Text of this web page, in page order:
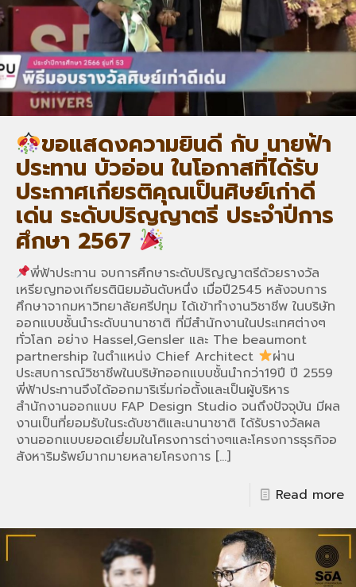
ขอแสดงความยินดี กับ นายฟ้า
ประทาน บัวอ่อน ในโอกาสที่ได้รับ
ประกาศเกียรติคุณเป็นศิษย์เก่าดี
เด่น ระดับปริญญาตรี ประจำปีการ
ศึกษา 2567
พี่ฟ้าประทาน จบการศึกษาระดับปริญญาตรีด้วยรางวัล
เหรียญทองเกียรตินิยมอันดับหนึ่ง เมื่อปี2545 หลังจบการ
ศึกษาจากมหาวิทยาลัยศรีปทุม ได้เข้าทำงานวิชาชีพ ในบริษัท
ออกแบบชั้นนำระดับนานาชาติ ที่มีสำนักงานในประเทศต่างๆ
ทั่วโลก อย่าง Hassel,Gensler และ The beaumont
partnership ในตำแหน่ง Chief Architect
ผ่าน
ประสบการณ์วิชาชีพในบริษัทออกแบบชั้นนำกว่า19ปี ปี 2559
พี่ฟ้าประทานจึงได้ออกมาริเริ่มก่อตั้งและเป็นผู้บริหาร
สำนักงานออกแบบ FAP Design Studio จนถึงปัจจุบัน มีผล
งานเป็นที่ยอมรับในระดับชาติและนานาชาติ ได้รับรางวัลผล
งานออกแบบยอดเยี่ยมในโครงการต่างๆและโครงการธุรกิจอ
สังหาริมรัพย์มากมายหลายโครงการ […]
Read more